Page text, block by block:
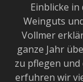
Einblicke
Weinguts
Vollmer
ganze Jahr
zu pflegen und
erfuhren wir